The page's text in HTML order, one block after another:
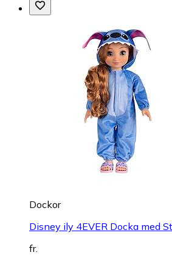
Dockor
Disney ily 4EVER Docka med
fr.